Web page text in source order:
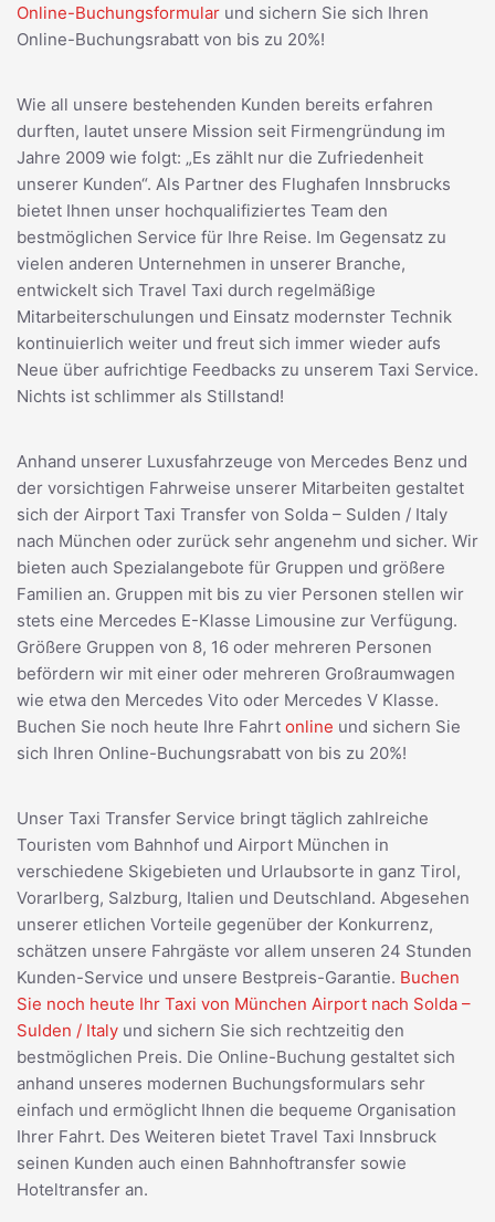
Online-Buchungsformular und sichern Sie sich Ihren
Online-Buchungsrabatt von bis zu 20%!
Wie all unsere bestehenden Kunden bereits erfahren
durften, lautet unsere Mission seit Firmengründung im
Jahre 2009 wie folgt: „Es zählt nur die Zufriedenheit
unserer Kunden“. Als Partner des Flughafen Innsbrucks
bietet Ihnen unser hochqualifiziertes Team den
bestmöglichen Service für Ihre Reise. Im Gegensatz zu
vielen anderen Unternehmen in unserer Branche,
entwickelt sich Travel Taxi durch regelmäßige
Mitarbeiterschulungen und Einsatz modernster Technik
kontinuierlich weiter und freut sich immer wieder aufs
Neue über aufrichtige Feedbacks zu unserem Taxi Service.
Nichts ist schlimmer als Stillstand!
Anhand unserer Luxusfahrzeuge von Mercedes Benz und
der vorsichtigen Fahrweise unserer Mitarbeiten gestaltet
sich der Airport Taxi Transfer von Solda – Sulden / Italy
nach München oder zurück sehr angenehm und sicher. Wir
bieten auch Spezialangebote für Gruppen und größere
Familien an. Gruppen mit bis zu vier Personen stellen wir
stets eine Mercedes E-Klasse Limousine zur Verfügung.
Größere Gruppen von 8, 16 oder mehreren Personen
befördern wir mit einer oder mehreren Großraumwagen
wie etwa den Mercedes Vito oder Mercedes V Klasse.
Buchen Sie noch heute Ihre Fahrt online und sichern Sie
sich Ihren Online-Buchungsrabatt von bis zu 20%!
Unser Taxi Transfer Service bringt täglich zahlreiche
Touristen vom Bahnhof und Airport München in
verschiedene Skigebieten und Urlaubsorte in ganz Tirol,
Vorarlberg, Salzburg, Italien und Deutschland. Abgesehen
unserer etlichen Vorteile gegenüber der Konkurrenz,
schätzen unsere Fahrgäste vor allem unseren 24 Stunden
Kunden-Service und unsere Bestpreis-Garantie. Buchen
Sie noch heute Ihr Taxi von München Airport nach Solda –
Sulden / Italy und sichern Sie sich rechtzeitig den
bestmöglichen Preis. Die Online-Buchung gestaltet sich
anhand unseres modernen Buchungsformulars sehr
einfach und ermöglicht Ihnen die bequeme Organisation
Ihrer Fahrt. Des Weiteren bietet Travel Taxi Innsbruck
seinen Kunden auch einen Bahnhoftransfer sowie
Hoteltransfer an.